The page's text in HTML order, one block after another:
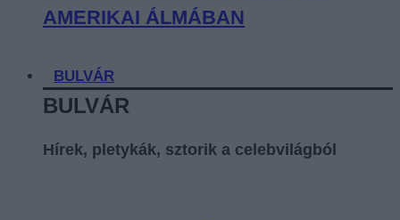
AMERIKAI ÁLMÁBAN
BULVÁR
BULVÁR
Hírek, pletykák, sztorik a celebvilágból